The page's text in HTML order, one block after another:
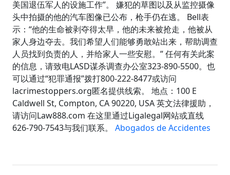
美国退伍军人的设施工作”。 嫌犯的草图以及从监控摄像
头中拍摄的他的汽车图像已公布，枪手仍在逃。 Bell表
示：“他的生命被剥夺得太早，他的未来被抢走，他被从
家人身边夺去。我们希望人们能够勇敢站出来，帮助调查
人员找到负责的人，并给家人一些安慰。” 任何有关此案
的信息，请致电LASD谋杀调查办公室323-890-5500。也
可以通过“犯罪通报”拨打800-222-8477或访问
lacrimestoppers.org匿名提供线索。 地点：100 E
Caldwell St, Compton, CA 90220, USA 英文法律援助，
请访问Law888.com 在这里通过Ligalegal网站或直线
626-790-7543与我们联系。 Abogados de Accidentes